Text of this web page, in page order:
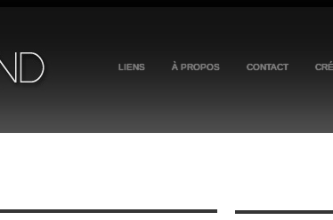
LIENS À PROPOS CONTACT